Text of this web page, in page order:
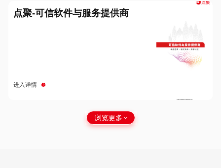
点聚-可信软件与服务提供商
进入详情
浏览更多